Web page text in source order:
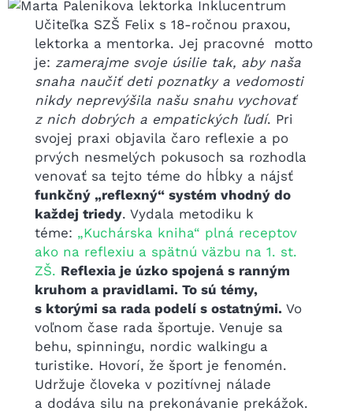
Učiteľka SZŠ Felix s 18-ročnou praxou,
lektorka a mentorka. Jej pracovné motto
je: zamerajme svoje úsilie tak, aby naša
snaha naučiť deti poznatky a vedomosti
nikdy neprevýšila našu snahu vychovať
z nich dobrých a empatických ľudí. Pri
svojej praxi objavila čaro reflexie a po
prvých nesmelých pokusoch sa rozhodla
venovať sa tejto téme do hĺbky a nájsť
funkčný „reflexný“ systém vhodný do
každej triedy. Vydala metodiku k
téme: „Kuchárska kniha“ plná receptov
ako na reflexiu a spätnú väzbu na 1. st.
ZŠ. Reflexia je úzko spojená s ranným
kruhom a pravidlami. To sú témy,
s ktorými sa rada podelí s ostatnými. Vo
voľnom čase rada športuje. Venuje sa
behu, spinningu, nordic walkingu a
turistike. Hovorí, že šport je fenomén.
Udržuje človeka v pozitívnej nálade
a dodáva silu na prekonávanie prekážok.